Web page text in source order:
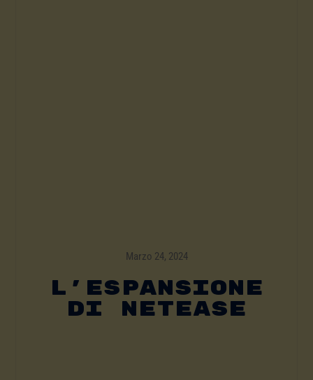
Marzo 24, 2024
L’ESPANSIONE
DI NETEASE